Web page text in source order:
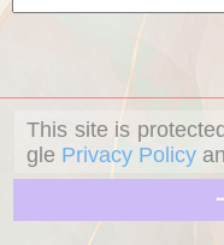
This site is
gle Privacy Policy